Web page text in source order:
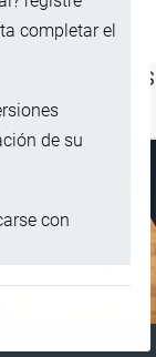
completar el
de su
con
CONTENIDOS